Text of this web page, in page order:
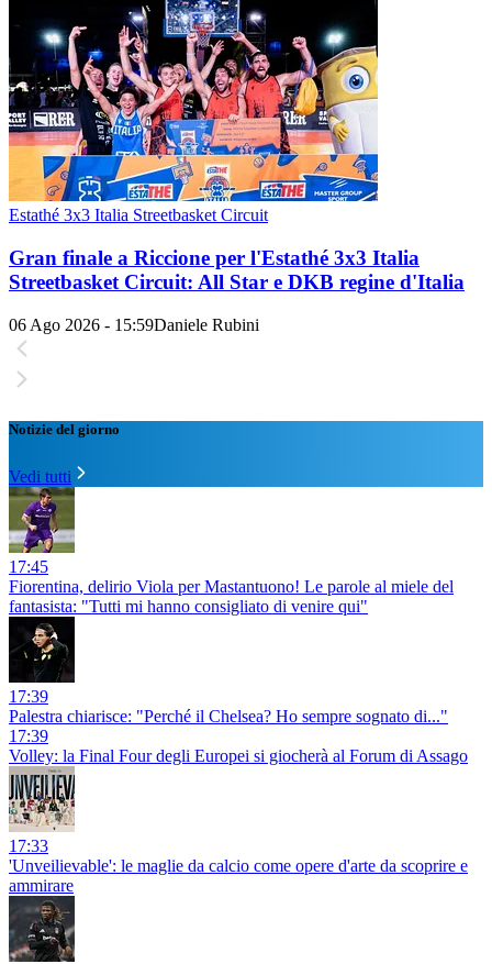
Estathé 3x3 Italia Streetbasket Circuit
Gran finale a Riccione per l'Estathé 3x3 Italia
Streetbasket Circuit: All Star e DKB regine d'Italia
06 Ago 2026 - 15:59Daniele Rubini
Notizie del giorno
Vedi tutti
17:45
Fiorentina, delirio Viola per Mastantuono! Le parole al miele del
fantasista: "Tutti mi hanno consigliato di venire qui"
17:39
Palestra chiarisce: "Perché il Chelsea? Ho sempre sognato di..."
17:39
Volley: la Final Four degli Europei si giocherà al Forum di Assago
17:33
'Unveilievable': le maglie da calcio come opere d'arte da scoprire e
ammirare